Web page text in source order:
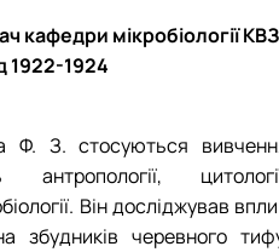
кафедри мікробіології
1922-1924
Ф. З. стосуються
антропології,
Він досліджував
збудників черевного